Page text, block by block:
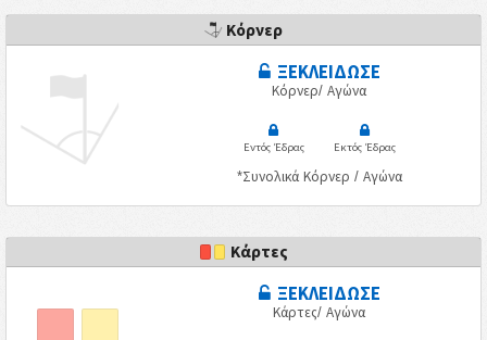
Κόρνερ
ΞΕΚΛΕΙΔΩΣΕ
Κόρνερ/ Αγώνα
Εντός Έδρας Εκτός Έδρας
*Συνολικά Κόρνερ / Αγώνα
Κάρτες
ΞΕΚΛΕΙΔΩΣΕ
Κάρτες/ Αγώνα